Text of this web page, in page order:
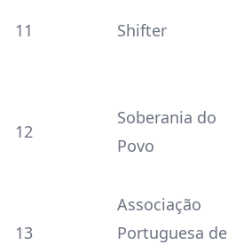
11 Shifter
12
Soberania do
Povo
13
Associação
Portuguesa de